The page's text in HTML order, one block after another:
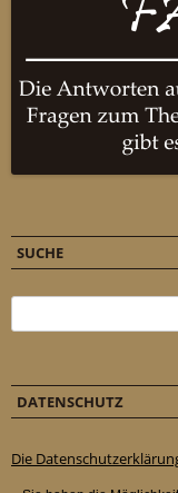
SUCHE
DATENSCHUTZ
Die